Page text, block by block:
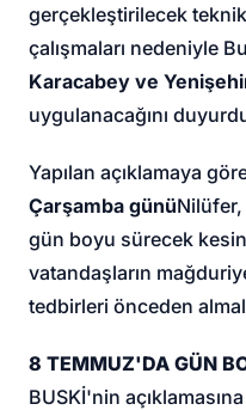
gerçekleştirilecek
çalışmaları nedeniyle
Karacabey ve
uygulanacağını
Yapılan açıklamaya
Çarşamba günü
gün boyu sürecek
vatandaşların
tedbirleri önceden
8 TEMMUZ'DA GÜN
BUSKİ'nin